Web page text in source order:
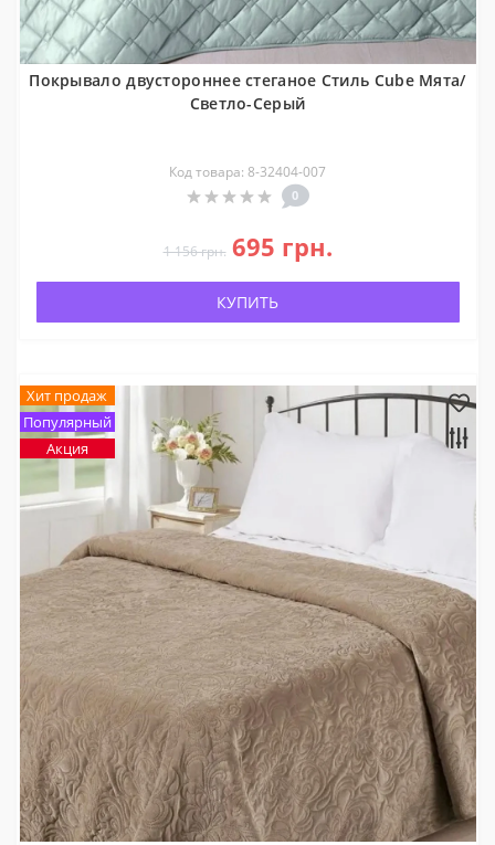
Покрывало двустороннее стеганое Стиль Cube Мята/
Светло-Серый
Код товара: 8-32404-007
0
1 156 грн. 695 грн.
КУПИТЬ
Хит продаж
Популярный
Акция